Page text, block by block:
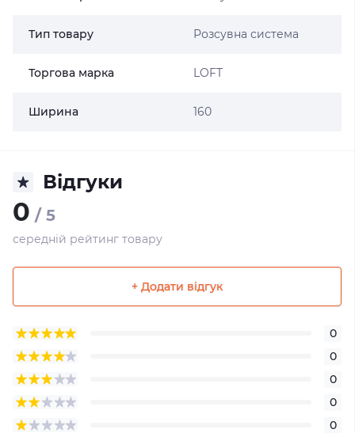
Тип товару Розсувна система
Торгова марка LOFT
Ширина 160
Відгуки
0 / 5
середній рейтинг товару
+ Додати відгук
0
0
0
0
0